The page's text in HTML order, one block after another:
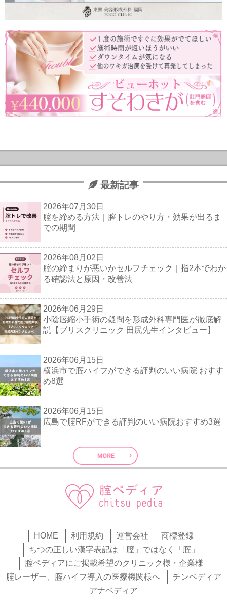
最新記事
2026年07月30日
腟を締める方法｜膣トレのやり方・効果が出るま
での期間
2026年08月02日
腟の締まりが悪いかセルフチェック｜指2本でわか
る確認法と原因・改善法
2026年06月29日
小陰唇縮小手術の疑問を形成外科専門医が徹底解
説【ブリスクリニック 田尻先生インタビュー】
2026年06月15日
横浜市で腟ハイフができる評判のいい病院 おすす
め8選
2026年06月15日
広島で腟RFができる評判のいい病院おすすめ3選
HOME 利用規約 運営会社
商標登録
ちつの正しい漢字表記は「膣」ではなく「腟」
腟ペディアにご掲載希望のクリニック様・企業様
腟レーザー、腟ハイフ導入の医療機関様へ
チンペディア
アナペディア